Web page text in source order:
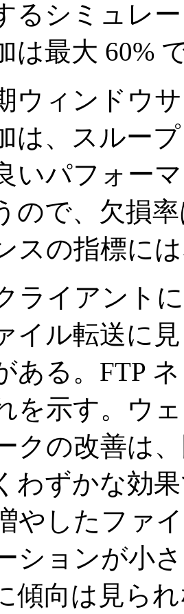
るシミュレ
は最大 60%
ウィンドウ
は、スルー
いパフォー
ので、欠損
スの指標に
ライアント
イル転送に
ある。FTP
を示す。ウ
クの改善は
わずかな効
やしたファ
ションが小
傾向は見ら